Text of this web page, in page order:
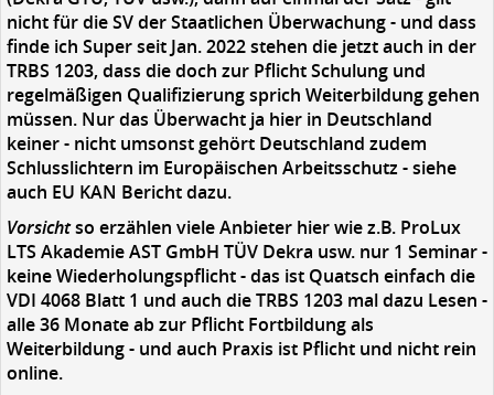
nicht für die SV der Staatlichen Überwachung - und dass
finde ich Super seit Jan. 2022 stehen die jetzt auch in der
TRBS 1203, dass die doch zur Pflicht Schulung und
regelmäßigen Qualifizierung sprich Weiterbildung gehen
müssen. Nur das Überwacht ja hier in Deutschland
keiner - nicht umsonst gehört Deutschland zudem
Schlusslichtern im Europäischen Arbeitsschutz - siehe
auch EU KAN Bericht dazu.
Vorsichtso erzählen viele Anbieter hier wie z.B. ProLux
LTS Akademie AST GmbH TÜV Dekra usw. nur 1 Seminar -
keine Wiederholungspflicht - das ist Quatsch einfach die
VDI 4068 Blatt 1 und auch die TRBS 1203 mal dazu Lesen -
alle 36 Monate ab zur Pflicht Fortbildung als
Weiterbildung - und auch Praxis ist Pflicht und nicht rein
online.